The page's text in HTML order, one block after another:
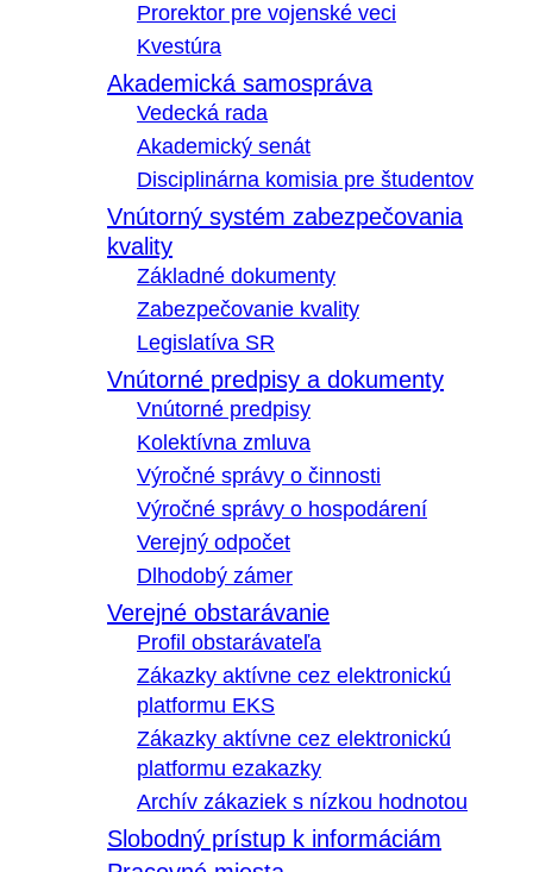
Prorektor pre vojenské veci
Kvestúra
Akademická samospráva
Vedecká rada
Akademický senát
Disciplinárna komisia pre študentov
Vnútorný systém zabezpečovania
kvality
Základné dokumenty
Zabezpečovanie kvality
Legislatíva SR
Vnútorné predpisy a dokumenty
Vnútorné predpisy
Kolektívna zmluva
Výročné správy o činnosti
Výročné správy o hospodárení
Verejný odpočet
Dlhodobý zámer
Verejné obstarávanie
Profil obstarávateľa
Zákazky aktívne cez elektronickú
platformu EKS
Zákazky aktívne cez elektronickú
platformu ezakazky
Archív zákaziek s nízkou hodnotou
Slobodný prístup k informáciám